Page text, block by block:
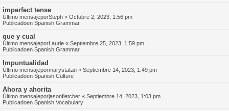
imperfect tense
Último mensajeporSteph « Octubre 2, 2023, 1:56 pm
Publicadoen Spanish Grammar
que y cual
Último mensajeporLaurie « Septiembre 25, 2023, 1:59 pm
Publicadoen Spanish Grammar
Impuntualidad
Último mensajepormarystatan « Septiembre 14, 2023, 1:49 pm
Publicadoen Spanish Culture
Ahora y ahorita
Último mensajeporjasonfletcher « Septiembre 14, 2023, 1:03 pm
Publicadoen Spanish Vocabulary